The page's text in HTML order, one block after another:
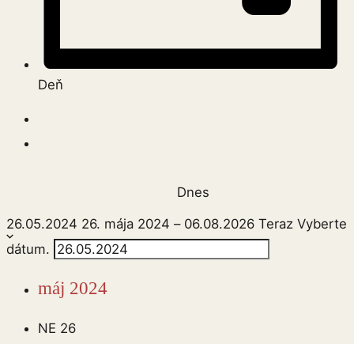
Deň
Dnes
26.05.2024 26. mája 2024 – 06.08.2026 Teraz Vyberte
dátum.
máj 2024
NE 26